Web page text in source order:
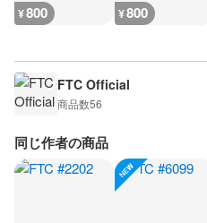
¥800 ¥800
FTC Official
商品数56
同じ作者の商品